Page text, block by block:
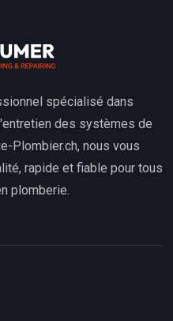
spécialisé dans
des systèmes de
Plombier.ch, nous vous
rapide et fiable pour tous
plomberie.